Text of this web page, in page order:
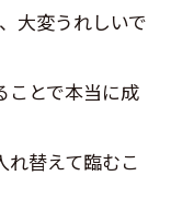
大変うれしいで
ことで本当に成
れ替えて臨むこ